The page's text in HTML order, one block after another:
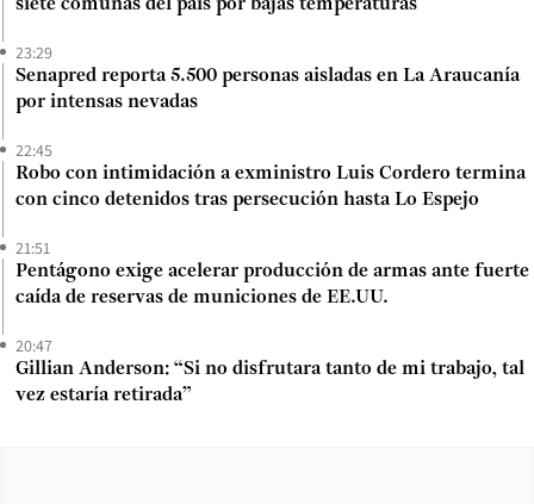
siete comunas del país por bajas temperaturas
23:29
Senapred reporta 5.500 personas aisladas en La Araucanía
por intensas nevadas
22:45
Robo con intimidación a exministro Luis Cordero termina
con cinco detenidos tras persecución hasta Lo Espejo
21:51
Pentágono exige acelerar producción de armas ante fuerte
caída de reservas de municiones de EE.UU.
20:47
Gillian Anderson: “Si no disfrutara tanto de mi trabajo, tal
vez estaría retirada”